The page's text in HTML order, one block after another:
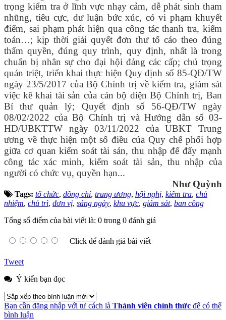
trọng kiểm tra ở lĩnh vực nhạy cảm, dễ phát sinh tham
nhũng, tiêu cực, dư luận bức xúc, có vi phạm khuyết
điểm, sai phạm phát hiện qua công tác thanh tra, kiểm
toán…; kịp thời giải quyết đơn thư tố cáo theo đúng
thẩm quyền, đúng quy trình, quy định, nhất là trong
chuẩn bị nhân sự cho đại hội đảng các cấp; chú trọng
quán triệt, triển khai thực hiện Quy định số 85-QĐ/TW
ngày 23/5/2017 của Bộ Chính trị về kiểm tra, giám sát
việc kê khai tài sản của cán bộ diện Bộ Chính trị, Ban
Bí thư quản lý; Quyết định số 56-QĐ/TW ngày
08/02/2022 của Bộ Chính trị và Hướng dẫn số 03-
HD/UBKTTW ngày 03/11/2022 của UBKT Trung
ương về thực hiện một số điều của Quy chế phối hợp
giữa cơ quan kiểm soát tài sản, thu nhập đểđẩy mạnh
công tác xác minh, kiểm soát tài sản, thu nhập của
người có chức vụ, quyền hạn...
Như Quỳnh
Tags: tổ chức, đồng chí, trung ương, hội nghị, kiểm tra, chủ
nhiệm, chủ trì, đơn vị, sáng ngày, khu vực, giám sát, ban công
Tổng số điểm của bài viết là: 0 trong 0 đánh giá
Click để đánh giá bài viết
Tweet
Ý kiến bạn đọc
Bạn cần đăng nhập với tư cách là Thành viên chính thức để có thể
bình luận